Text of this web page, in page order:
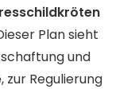
Plan sieht
und
Regulierung